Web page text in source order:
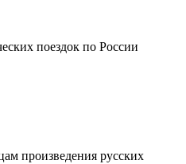
поездок по России
произведения русских